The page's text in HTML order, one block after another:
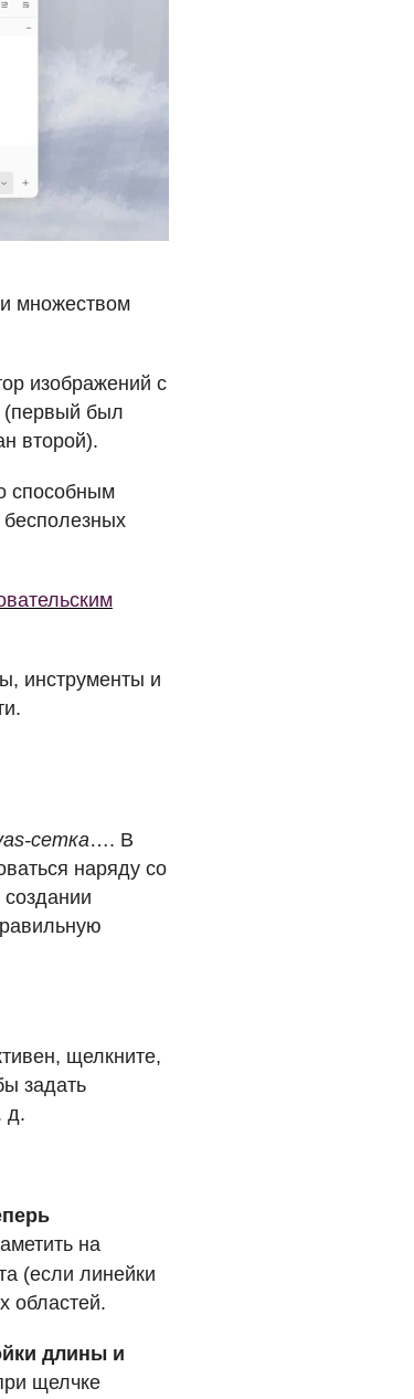
множеством
изображений с
(первый был
второй).
способным
инструменты и
сетка…. В
наряду со
создании
щелкните,
задать
д.
на
(если линейки
областей.
длины и
щелчке